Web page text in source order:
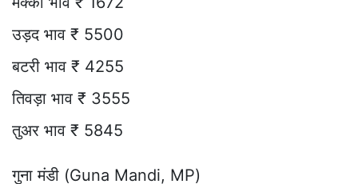
उड़द भाव ₹ 5500
बटरी भाव ₹ 4255
तिवड़ा भाव ₹ 3555
तुअर भाव ₹ 5845
गुना मंडी (Guna Mandi, MP)